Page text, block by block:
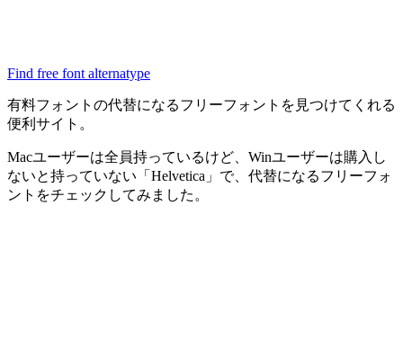
Find free font alternatype
有料フォントの代替になるフリーフォントを見つけてくれる
便利サイト。
Macユーザーは全員持っているけど、Winユーザーは購入し
ないと持っていない「Helvetica」で、代替になるフリーフォ
ントをチェックしてみました。